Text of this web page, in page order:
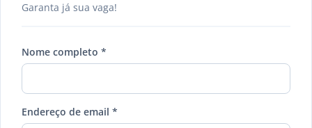
Garanta já sua vaga!
Nome completo *
Endereço de email *